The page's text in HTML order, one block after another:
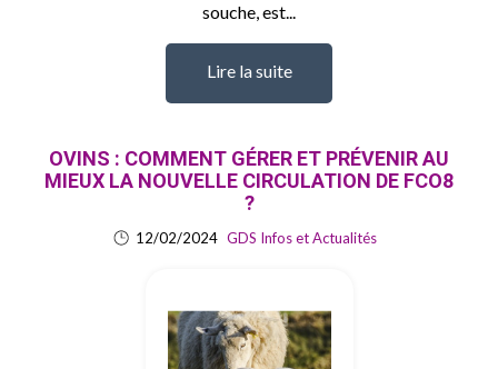
souche, est...
Lire la suite
OVINS : COMMENT GÉRER ET PRÉVENIR AU
MIEUX LA NOUVELLE CIRCULATION DE FCO8
?
12/02/2024 GDS Infos et Actualités